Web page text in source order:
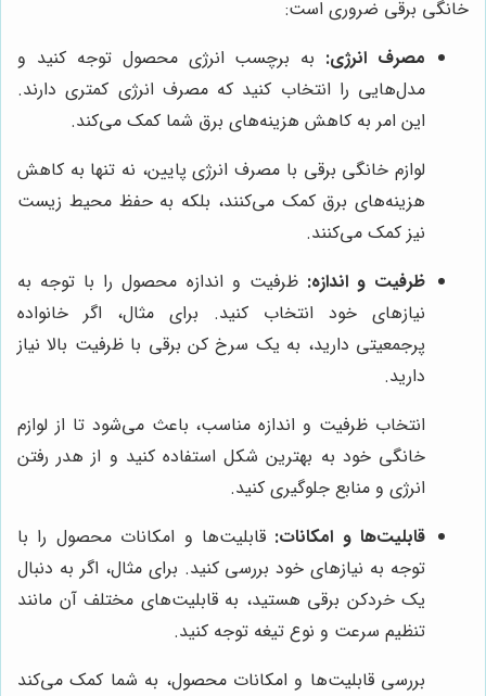
خانگی برقی ضروری است:
مصرف انرژی: به برچسب انرژی محصول توجه کنید و
مدل‌هایی را انتخاب کنید که مصرف انرژی کمتری دارند.
این امر به کاهش هزینه‌های برق شما کمک می‌کند.
لوازم خانگی برقی با مصرف انرژی پایین، نه تنها به کاهش
هزینه‌های برق کمک می‌کنند، بلکه به حفظ محیط زیست
نیز کمک می‌کنند.
ظرفیت و اندازه: ظرفیت و اندازه محصول را با توجه به
نیازهای خود انتخاب کنید. برای مثال، اگر خانواده
پرجمعیتی دارید، به یک سرخ کن برقی با ظرفیت بالا نیاز
دارید.
انتخاب ظرفیت و اندازه مناسب، باعث می‌شود تا از لوازم
خانگی خود به بهترین شکل استفاده کنید و از هدر رفتن
انرژی و منابع جلوگیری کنید.
قابلیت‌ها و امکانات: قابلیت‌ها و امکانات محصول را با
توجه به نیازهای خود بررسی کنید. برای مثال، اگر به دنبال
یک خردکن برقی هستید، به قابلیت‌های مختلف آن مانند
تنظیم سرعت و نوع تیغه توجه کنید.
بررسی قابلیت‌ها و امکانات محصول، به شما کمک می‌کند